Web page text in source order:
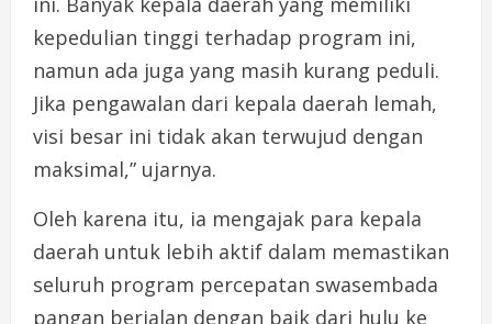
kepedulian tinggi terhadap program ini,
namun ada juga yang masih kurang peduli.
Jika pengawalan dari kepala daerah lemah,
visi besar ini tidak akan terwujud dengan
maksimal,” ujarnya.
Oleh karena itu, ia mengajak para kepala
daerah untuk lebih aktif dalam memastikan
seluruh program percepatan swasembada
pangan berjalan dengan baik dari hulu ke